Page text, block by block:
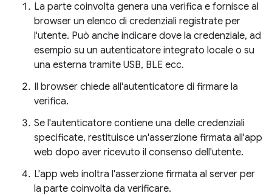
La parte coinvolta genera una verifica e fornisce al
browser un elenco di credenziali registrate per
l'utente. Può anche indicare dove la credenziale, ad
esempio su un autenticatore integrato locale o su
una esterna tramite USB, BLE ecc.
Il browser chiede all'autenticatore di firmare la
verifica.
Se l'autenticatore contiene una delle credenziali
specificate, restituisce un'asserzione firmata all'app
web dopo aver ricevuto il consenso dell'utente.
L'app web inoltra l'asserzione firmata al server per
la parte coinvolta da verificare.